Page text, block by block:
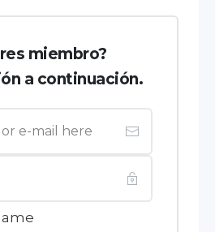
miembro?
a continuación.